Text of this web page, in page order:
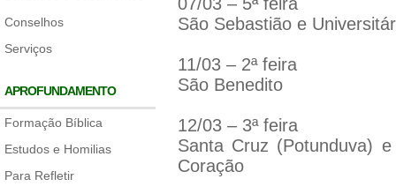
Conselhos
Serviços
APROFUNDAMENTO
Formação Bíblica
Estudos e Homilias
Para Refletir
São Sebastião e
11/03 – 2ª feira
São Benedito
12/03 – 3ª feira
Santa Cruz (Potunduva)
Coração